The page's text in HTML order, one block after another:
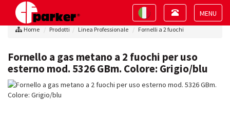
Toggle
Toggle
navigation
Toggle
navigation
Home Prodotti Linea Professionale Fornelli a 2 fuochi
Fornello a gas metano a 2 fuochi per uso
esterno mod. 5326 GBm. Colore: Grigio/blu